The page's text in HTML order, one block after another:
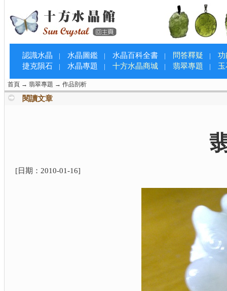
認識水晶 | 水晶圖鑑 | 水晶百科全書 | 問答釋疑 |
功
捷克隕石
| 水晶專題 | 十方水晶商城 | 翡翠專題 |
首頁 → 翡翠專題 → 作品剖析
閱讀文章
[日期： 2010-01-16]